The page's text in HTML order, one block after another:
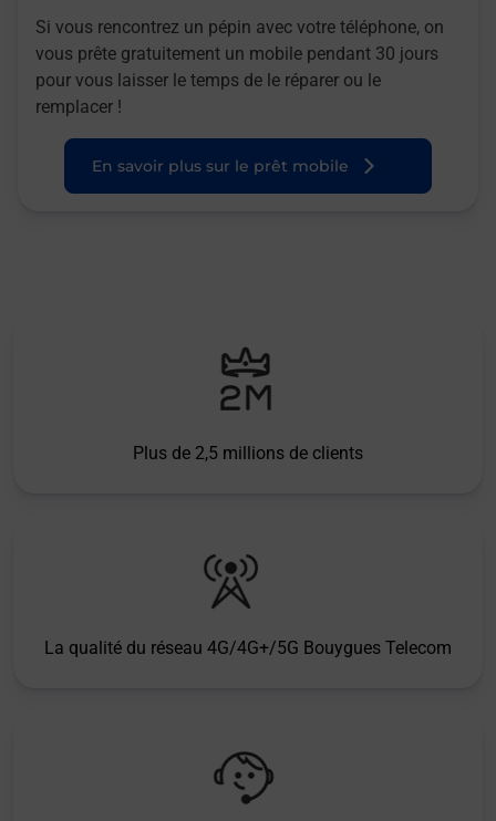
Si vous rencontrez un pépin avec votre téléphone, on
vous prête gratuitement un mobile pendant 30 jours
pour vous laisser le temps de le réparer ou le
remplacer !
En savoir plus sur le prêt mobile
Plus de 2,5 millions de clients
La qualité du réseau 4G/4G+/5G Bouygues Telecom